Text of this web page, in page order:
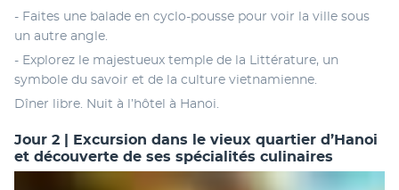
- Faites une balade en cyclo-pousse pour voir la ville sous
un autre angle.
- Explorez le majestueux temple de la Littérature, un
symbole du savoir et de la culture vietnamienne.
Dîner libre. Nuit à l’hôtel à Hanoi.
Jour 2 | Excursion dans le vieux quartier d’Hanoi
et découverte de ses spécialités culinaires